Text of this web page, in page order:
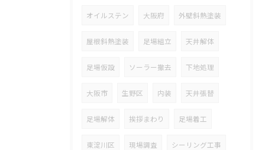
オイルステン 大阪府 外壁斜熱塗装
屋根斜熱塗装 足場組立 天井解体
足場仮設 ソーラー撤去 下地処理
大阪市 生野区 内装 天井張替
足場解体 挨拶まわり 足場着工
東淀川区 現場調査 シーリング工事